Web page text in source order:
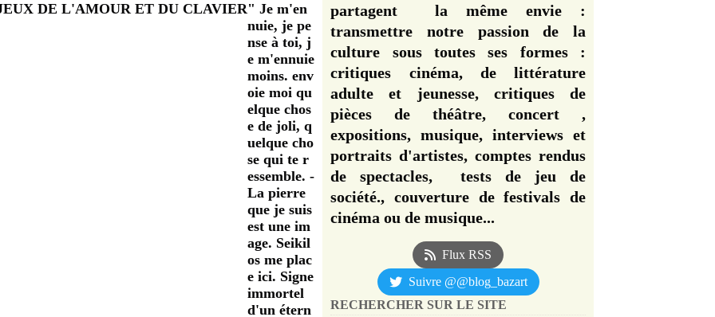
" Je m'en
nuie, je pe
nse à toi, j
e m'ennuie
moins. env
oie moi qu
elque chos
e de joli, q
uelque cho
se qui te r
essemble. -
La pierre
que je suis
est une im
age. Seikil
os me plac
e ici. Signe
immortel
d'un étern
partagent la même envie :
transmettre notre passion de la
culture sous toutes ses formes :
critiques cinéma, de littérature
adulte et jeunesse, critiques de
pièces de théâtre, concert ,
expositions, musique, interviews et
portraits d'artistes, comptes rendus
de spectacles, tests de jeu de
société., couverture de festivals de
cinéma ou de musique...
Flux RSS
Suivre @@blog_bazart
RECHERCHER SUR LE SITE